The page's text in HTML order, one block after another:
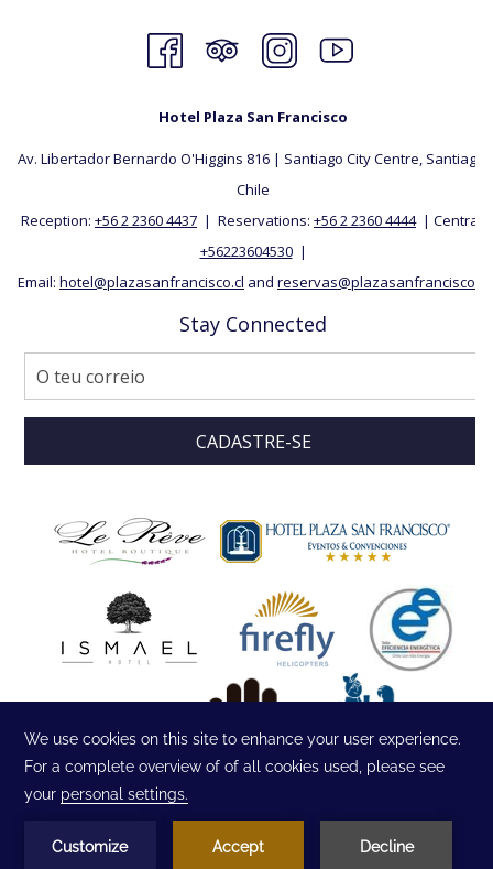
Hotel Plaza San Francisco
Av. Libertador Bernardo O'Higgins 816 | Santiago City Centre, Santiago,
​Chile
Reception: +56 2 2360 4437 | Reservations: +56 2 2360 4444| Central:
+56223604530|
Email: hotel@plazasanfrancisco.cl and reservas@plazasanfrancisco.cl
Stay Connected
CADASTRE-SE